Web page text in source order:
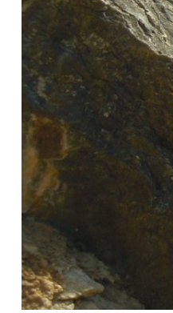
Subscriptors
La
newsletter
del
Pallars
Contingut
patrocinat
Lo
més
llegit...
Editorial